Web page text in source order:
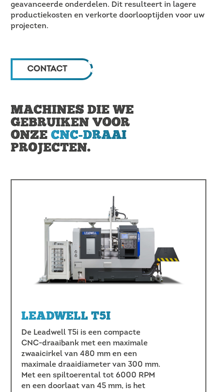
geavanceerde onderdelen. Dit resulteert in lagere
productiekosten en verkorte doorlooptijden voor uw
projecten.
CONTACT
MACHINES DIE WE
GEBRUIKEN VOOR
ONZECNC-DRAAI
PROJECTEN.
LEADWELL T5I
De Leadwell T5i is een compacte
CNC-draaibank met een maximale
zwaaicirkel van 480 mm en een
maximale draaidiameter van 300 mm.
Met een spiltoerental tot 6000 RPM
en een doorlaat van 45 mm, is het